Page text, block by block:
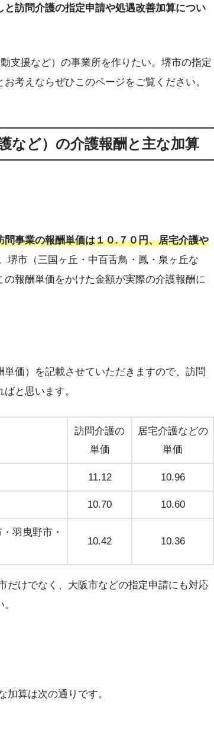
訪問介護の指定申請や処遇改善加算につい
支援など）の事業所を作りたい。堺市の指定
考えならぜひこのページをご覧ください。
など）の介護報酬と主な加算
事業の報酬単価は１０.７０円、居宅介護や
堺市（三国ヶ丘・中百舌鳥・鳳・泉ヶ丘な
報酬単価をかけた金額が実際の介護報酬に
価）を記載させていただきますので、訪問
と思います。
訪問介護の
単価
居宅介護などの
単価
11.12 10.96
10.70 10.60
羽曳野市・
10.42 10.36
だけでなく、大阪市などの指定申請にも対応
算は次の通りです。